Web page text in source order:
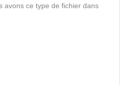
avons ce type de fichier dans